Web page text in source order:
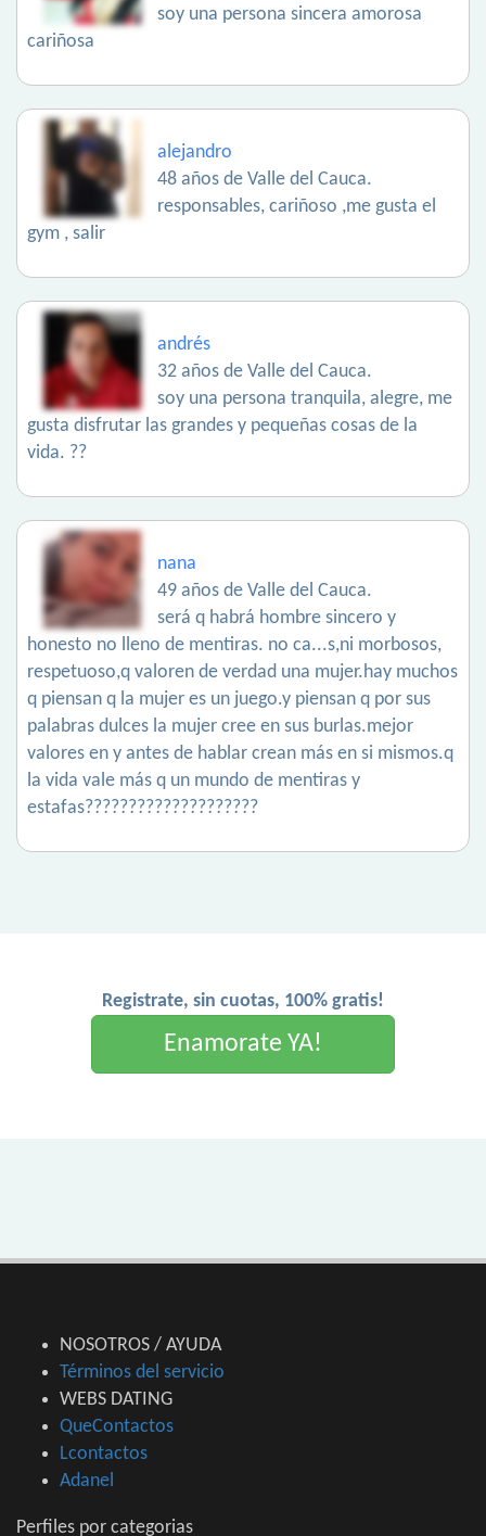
soy una persona sincera amorosa
cariñosa
alejandro
48 años de Valle del Cauca.
responsables, cariñoso ,me gusta el
gym , salir
andrés
32 años de Valle del Cauca.
soy una persona tranquila, alegre, me
gusta disfrutar las grandes y pequeñas cosas de la
vida. ??
nana
49 años de Valle del Cauca.
será q habrá hombre sincero y
honesto no lleno de mentiras. no ca...s,ni morbosos,
respetuoso,q valoren de verdad una mujer.hay muchos
q piensan q la mujer es un juego.y piensan q por sus
palabras dulces la mujer cree en sus burlas.mejor
valores en y antes de hablar crean más en si mismos.q
la vida vale más q un mundo de mentiras y
estafas????????????????????
Registrate, sin cuotas, 100% gratis!
Enamorate YA!
NOSOTROS / AYUDA
Términos del servicio
WEBS DATING
QueContactos
Lcontactos
Adanel
Perfiles por categorias